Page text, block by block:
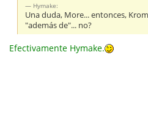
Hymake:
Una duda, More... entonces,
"además de"... no?
Efectivamente Hymake.